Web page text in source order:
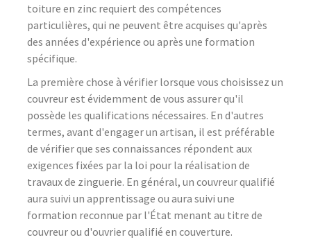
toiture en zinc requiert des compétences
particulières, qui ne peuvent être acquises qu'après
des années d'expérience ou après une formation
spécifique.
La première chose à vérifier lorsque vous choisissez un
couvreur est évidemment de vous assurer qu'il
possède les qualifications nécessaires. En d'autres
termes, avant d'engager un artisan, il est préférable
de vérifier que ses connaissances répondent aux
exigences fixées par la loi pour la réalisation de
travaux de zinguerie. En général, un couvreur qualifié
aura suivi un apprentissage ou aura suivi une
formation reconnue par l'État menant au titre de
couvreur ou d'ouvrier qualifié en couverture.